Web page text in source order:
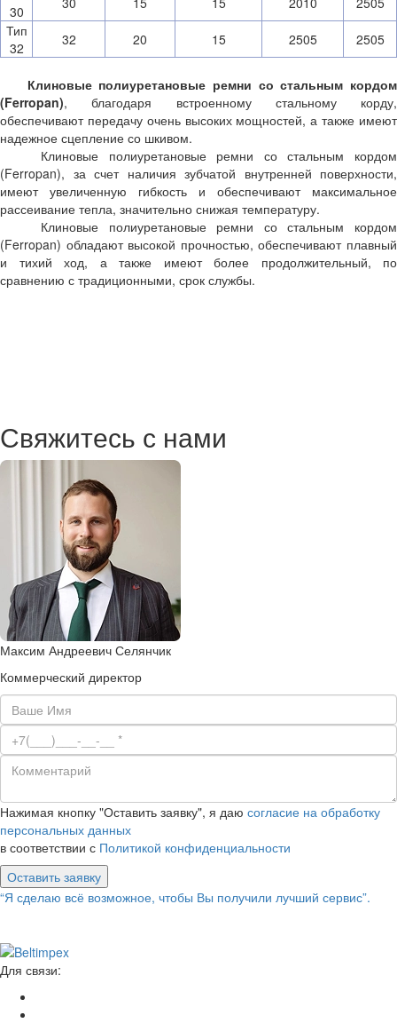
30
Тип
32
32 20 15 2505 2505
Клиновые полиуретановые ремни со стальным кордом
(Ferropan), благодаря встроенному стальному корду,
обеспечивают передачу очень высоких мощностей, а также имеют
надежное сцепление со шкивом.
Клиновые полиуретановые ремни со стальным кордом
(Ferropan), за счет наличия зубчатой внутренней поверхности,
имеют увеличенную гибкость и обеспечивают максимальное
рассеивание тепла, значительно снижая температуру.
Клиновые полиуретановые ремни со стальным кордом
(Ferropan) обладают высокой прочностью, обеспечивают плавный
и тихий ход, а также имеют более продолжительный, по
сравнению с традиционными, срок службы.
Свяжитесь с нами
Максим Андреевич Селянчик
Коммерческий директор
Нажимая кнопку "Оставить заявку", я даю согласие на обработку
персональных данных
в соответствии с Политикой конфиденциальности
Оставить заявку
“Я сделаю всё возможное, чтобы Вы получили лучший сервис”.
Для связи: